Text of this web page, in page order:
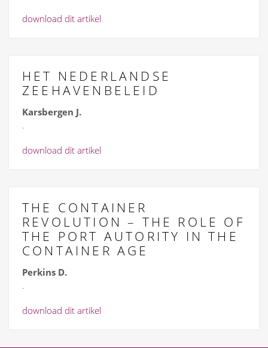
download dit artikel
HET NEDERLANDSE
ZEEHAVENBELEID
Karsbergen J.
.
download dit artikel
THE CONTAINER
REVOLUTION – THE ROLE OF
THE PORT AUTORITY IN THE
CONTAINER AGE
Perkins D.
.
download dit artikel